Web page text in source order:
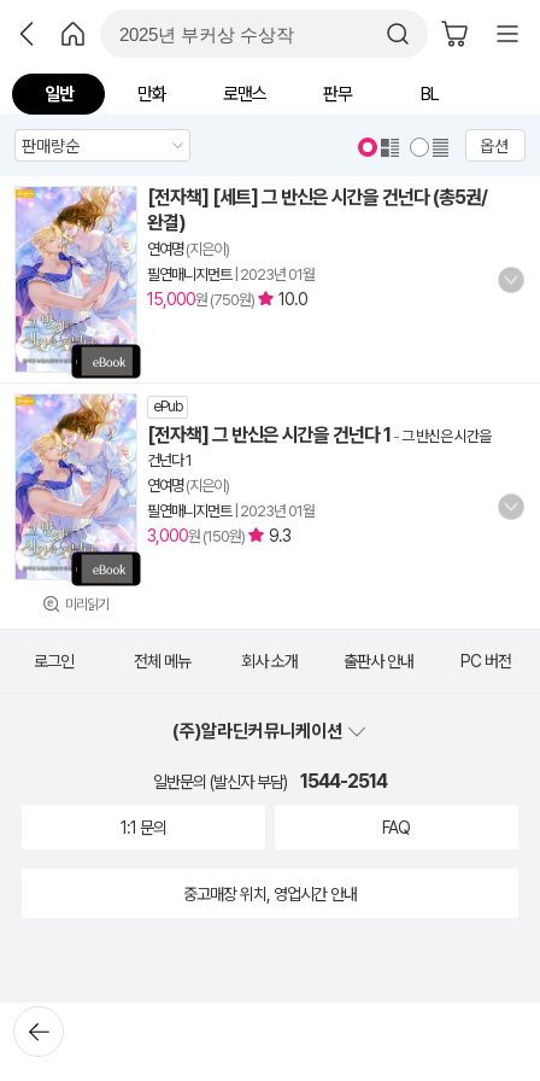
일반 만화 로맨스 판무 BL
옵션
[전자책] [세트] 그 반신은 시간을 건넌다 (총5권/
완결)
연여명(지은이)
필연매니지먼트| 2023년 01월
15,000원 (750원) 10.0
미리읽기
ePub
[전자책] 그 반신은 시간을 건넌다 1 -그 반신은 시간을
건넌다 1
연여명(지은이)
필연매니지먼트| 2023년 01월
3,000원 (150원) 9.3
뒤로가
기
로그인 전체 메뉴 회사 소개 출판사 안내 PC 버전
(주)알라딘커뮤니케이션
일반문의 (발신자 부담) 1544-2514
1:1 문의 FAQ
중고매장 위치, 영업시간 안내